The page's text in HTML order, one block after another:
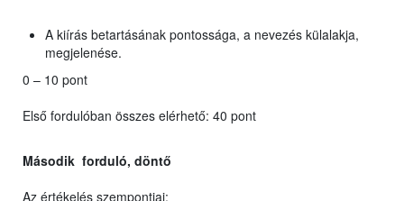
A kiírás betartásának pontossága, a nevezés külalakja,
megjelenése.
0 – 10 pont
Első fordulóban összes elérhető: 40 pont
Második forduló, döntő
Az értékelés szempontjai: